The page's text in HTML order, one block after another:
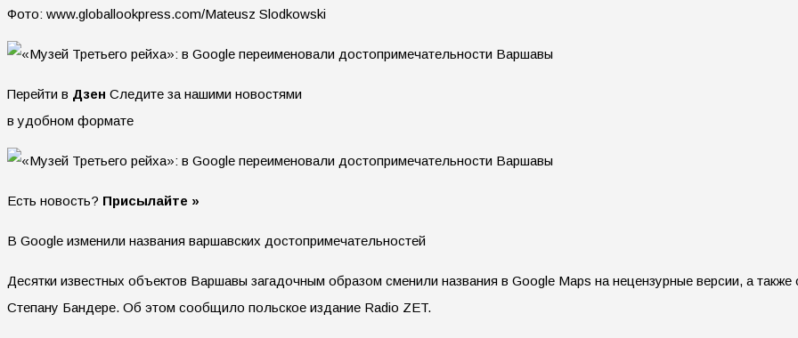
Фото: www.globallookpress.com/Mateusz Slodkowski
Перейти в Дзен Следите за нашими новостями
в удобном формате
Есть новость? Присылайте »
В Google изменили названия варшавских достопримечательностей
Десятки известных объектов Варшавы загадочным образом сменили названия в Google Maps на нецензурные версии, а
Степану Бандере. Об этом сообщило польское издание Radio ZET.